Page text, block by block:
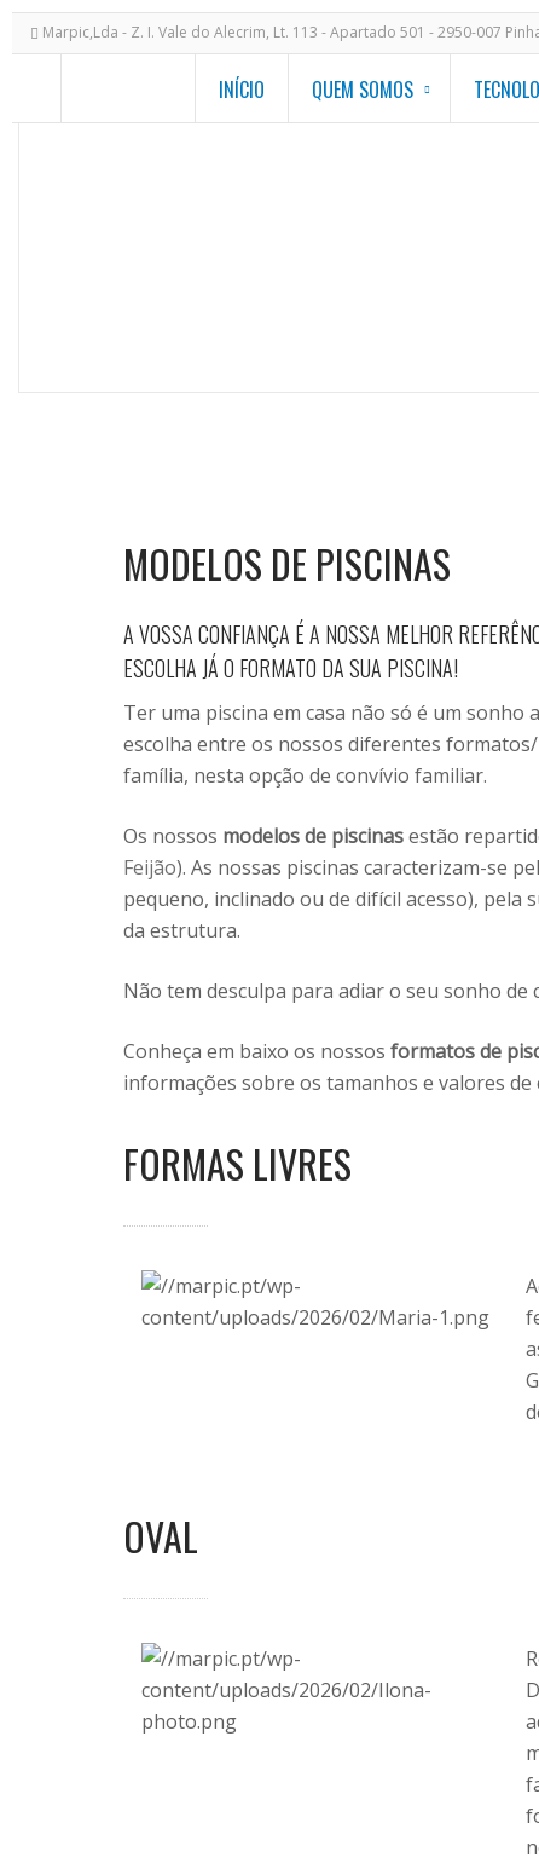
Marpic,Lda - Z. I. Vale do Alecrim, Lt. 113 - Apartado 501 - 2950-007
INÍCIO QUEM SOMOS
MODELOS DE PISCINAS
A VOSSA CONFIANÇA É A NOSSA MELHOR
ESCOLHA JÁ O FORMATO DA SUA PISCINA!
Ter uma piscina em casa não só é um
escolha entre os nossos diferentes
família, nesta opção de convívio familiar.
Os nossos modelos de piscinasestão
Feijão). As nossas piscinas caracterizam-se
pequeno, inclinado ou de difícil acesso), pela
da estrutura.
Não tem desculpa para adiar o seu sonho de
Conheça em baixo os nossos formatos de
informações sobre os tamanhos e valores de
FORMAS LIVRES
OVAL